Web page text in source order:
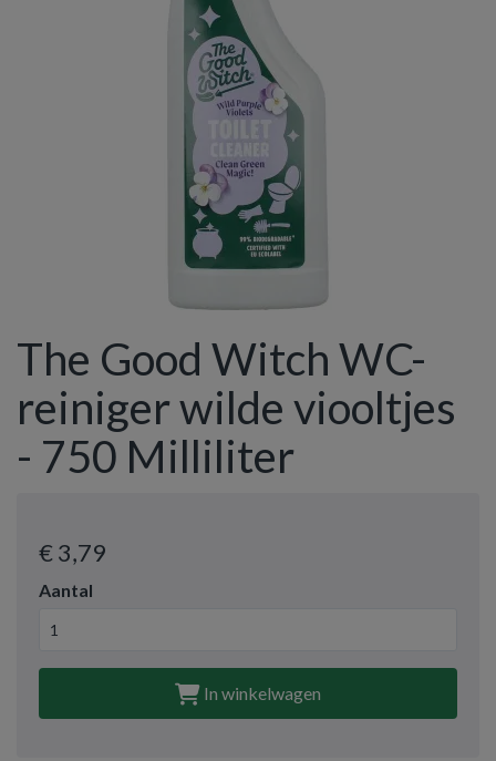
The Good Witch WC-
reiniger wilde viooltjes
- 750 Milliliter
€ 3,79
Aantal
In winkelwagen